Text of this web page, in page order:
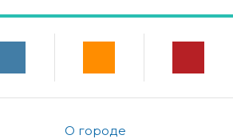
О городе